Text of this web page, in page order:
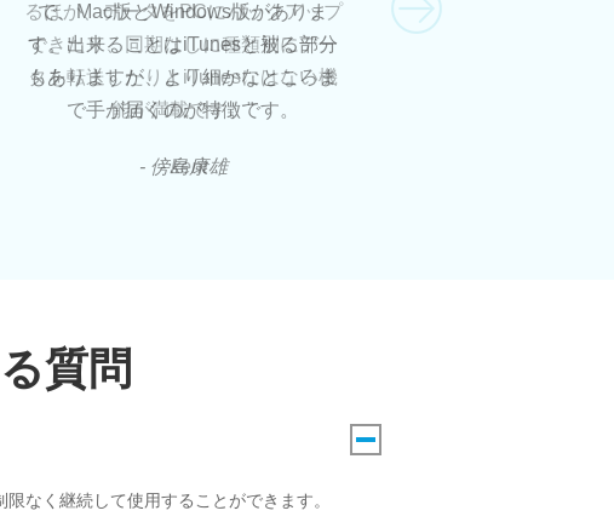
で、Mac版とWindows版がありま
す。出来ることはiTunesと被る部分
もありますが、より細かなところま
で手が届くのが特徴です。
- 傍島康雄
るほか、データをPCにバックアップ
できたり、同期なしに種類別にデー
タを転送したりとiTunesにはない機
能が満載です。"
- kent
質問
なく継続して使用することができます。